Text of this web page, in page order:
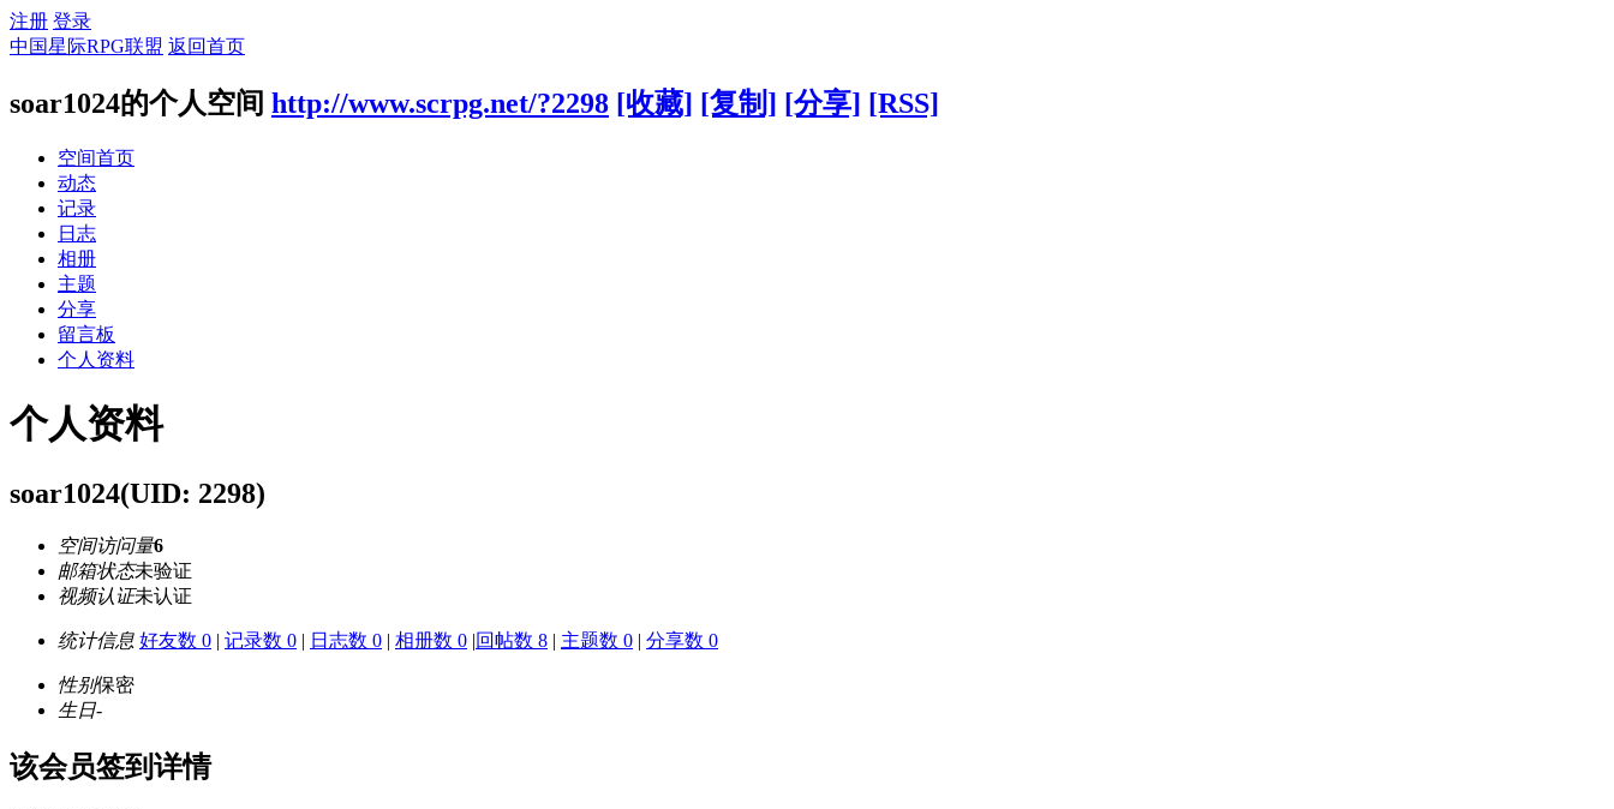
注册 登录
中国星际RPG联盟 返回首页
soar1024的个人空间 http://www.scrpg.net/?2298 [收藏] [复制] [分享] [RSS]
空间首页
动态
记录
日志
相册
主题
分享
留言板
个人资料
个人资料
soar1024(UID: 2298)
空间访问量6
邮箱状态未验证
视频认证未认证
统计信息 好友数 0 | 记录数 0 | 日志数 0 | 相册数 0 |回帖数 8 | 主题数 0 | 分享数 0
性别保密
生日-
该会员签到详情